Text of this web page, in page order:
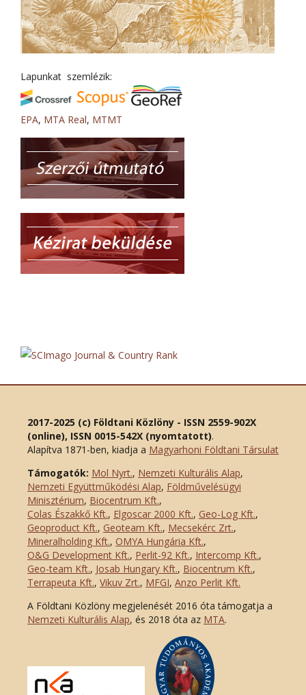
Lapunkat szemlézik:
EPA, MTA Real, MTMT
2017-2025 (c) Földtani Közlöny - ISSN 2559-902X
(online), ISSN 0015-542X (nyomtatott).
Alapítva 1871-ben, kiadja a Magyarhoni Földtani Társulat
Támogatók: Mol Nyrt., Nemzeti Kulturális Alap,
Nemzeti Együttműködési Alap, Földművelésügyi
Minisztérium, Biocentrum Kft.,
Colas Északkő Kft., Elgoscar 2000 Kft., Geo-Log Kft.,
Geoproduct Kft., Geoteam Kft., Mecsekérc Zrt.,
Mineralholding Kft., OMYA Hungária Kft.,
O&G Development Kft., Perlit-92 Kft., Intercomp Kft.,
Geo-team Kft., Josab Hungary Kft., Biocentrum Kft.,
Terrapeuta Kft., Vikuv Zrt., MFGI, Anzo Perlit Kft.
A Földtani Közlöny megjelenését 2016 óta támogatja a
Nemzeti Kulturális Alap, és 2018 óta az MTA.